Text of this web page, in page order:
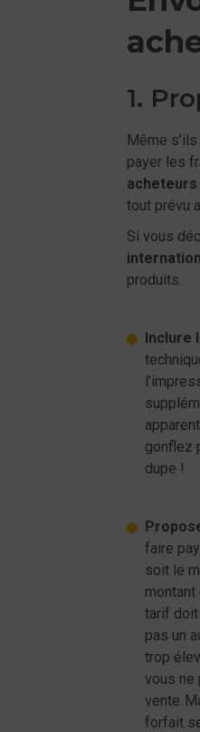
1.
Même
payer les
tout prévu
Si vous
produits.
Inclure
gonflez
dupe !
faire
soit le
tarif doit
pas un
trop
vous ne
vente.
forfait